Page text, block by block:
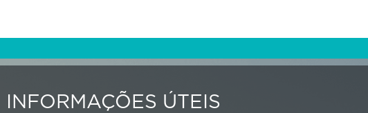
INFORMAÇÕES ÚTEIS